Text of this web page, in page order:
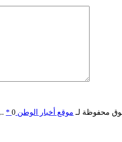
.. * محفوظة لـ موقع أخبار الوطن 0